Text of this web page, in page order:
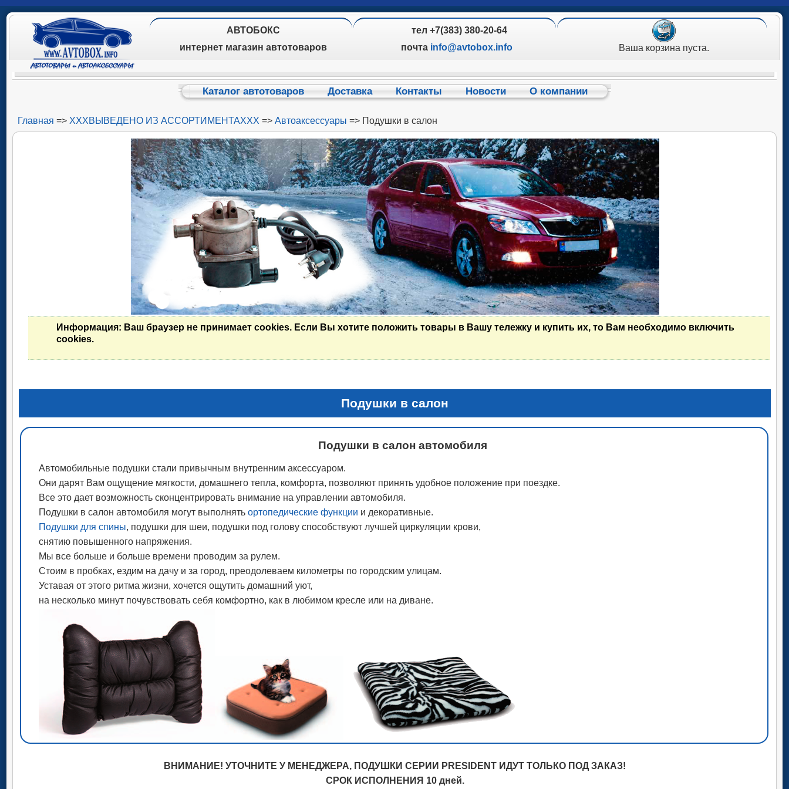
АВТОБОКС
интернет магазин автотоваров
тел +7(383) 380-20-64
почта info@avtobox.info Ваша корзина пуста.
Каталог автотоваров Доставка Контакты Новости О компании
Главная => ХХХВЫВЕДЕНО ИЗ АССОРТИМЕНТАХХХ => Автоаксессуары => Подушки в салон
Информация: Ваш браузер не принимает cookies. Если Вы хотите положить товары в Вашу тележку и купить их, то Вам необходимо включить
cookies.
Подушки в салон
Подушки в салон автомобиля
Автомобильные подушки стали привычным внутренним аксессуаром.
Они дарят Вам ощущение мягкости, домашнего тепла, комфорта, позволяют принять удобное положение при поездке.
Все это дает возможность сконцентрировать внимание на управлении автомобиля.
Подушки в салон автомобиля могут выполнять ортопедические функции и декоративные.
Подушки для спины, подушки для шеи, подушки под голову способствуют лучшей циркуляции крови,
снятию повышенного напряжения.
Мы все больше и больше времени проводим за рулем.
Стоим в пробках, ездим на дачу и за город, преодолеваем километры по городским улицам.
Уставая от этого ритма жизни, хочется ощутить домашний уют,
на несколько минут почувствовать себя комфортно, как в любимом кресле или на диване.
ВНИМАНИЕ! УТОЧНИТЕ У МЕНЕДЖЕРА, ПОДУШКИ СЕРИИ PRESIDENT ИДУТ ТОЛЬКО ПОД ЗАКАЗ!
СРОК ИСПОЛНЕНИЯ 10 дней.